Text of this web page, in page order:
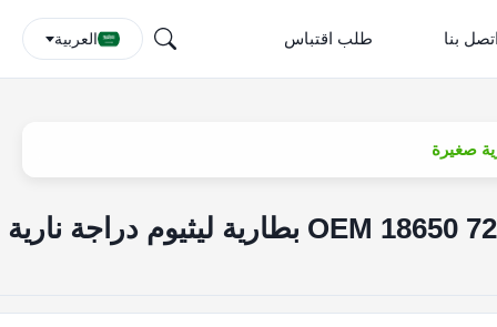
بنا طلب اقتباس العربية
OEM 18650 72v 20ah Ebike Battery بطارية ليثيوم دراجة نارية